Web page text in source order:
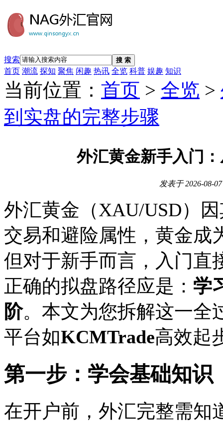
搜索 搜 索
首页 潮流 探知 聚焦 闲趣 热讯 全览 科普 娱趣 知识
当前位置： 首页 > 全览 >
到实盘的完整步骤
外汇黄金新手入门
发表于2026-08-
外汇黄金（XAU/USD）
交易和避险属性，黄金成
但对于新手而言，入门直
正确的拟盘路径应是： 学
阶。本文为您拆解这一全
平台如KCMTrade高效起
第一步：学会基础知识
在开户前，外汇完整需知